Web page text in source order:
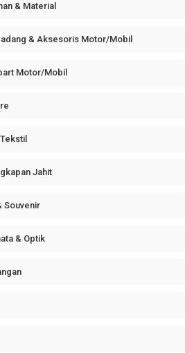
& Material
& Aksesoris Motor/Mobil
Motor/Mobil
Jahit
Souvenir
& Optik